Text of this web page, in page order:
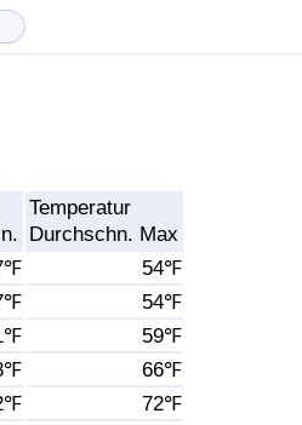
Temperatur
Durchschn. Max
54℉
54℉
59℉
66℉
72℉
(aktuell)
nach Land
Land
Land